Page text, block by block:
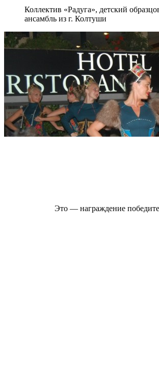
Коллектив «Радуга», детский
ансамбль из г. Колтуши
Это — награждение